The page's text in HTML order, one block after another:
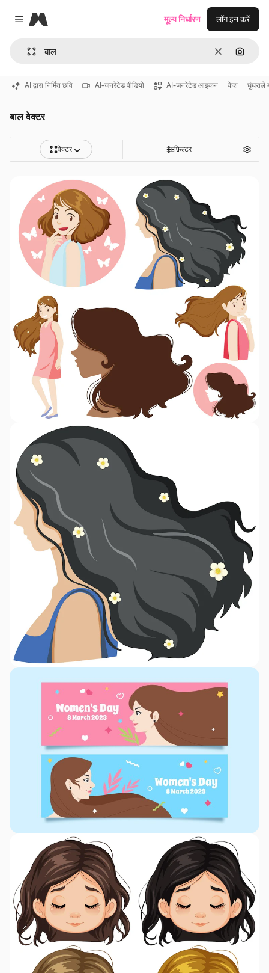
Close menu
Magnific
साफ़ इमेज से
मूल्य निर्धारण लॉग इन करें
AI द्वारा निर्मित छवि AI-जनरेटेड वीडियो AI-जनरेटेड आइकन केश घुंघराले
बाल वेक्टर
वेक्टर फ़िल्टर